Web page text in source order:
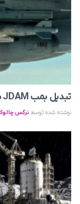
تبدیل بمب JDAM به سلاح دوربرد هدایت پذیر با موتور جت
نوشته شده توسط نرگس